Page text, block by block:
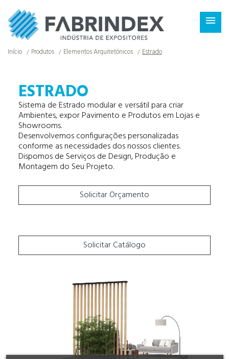

×
Início Produtos Elementos Arquitetónicos Estrado
ESTRADO
Sistema de Estrado modular e versátil para criar
Ambientes, expor Pavimento e Produtos em Lojas e
Showrooms.
Desenvolvemos configurações personalizadas
conforme as necessidades dos nossos clientes.
Dispomos de Serviços de Design, Produção e
Montagem do Seu Projeto.
Solicitar Orçamento
Solicitar Catálogo